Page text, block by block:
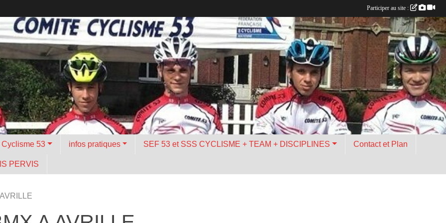
Cyclisme 53 infos pratiques SEF 53 et SSS CYCLISME + TEAM + DISCIPLINES Contact et Plan
PERVIS
Participer au site :